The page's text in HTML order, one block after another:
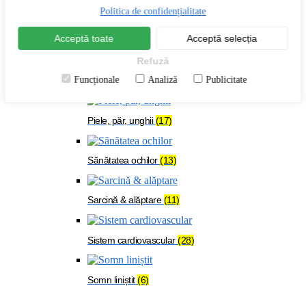
Oase & mușchi
Organism solicitat(108)
Piele, păr, unghii(17)
Sănătatea ochilor(13)
Sarcină & alăptare(11)
Sistem cardiovascular(28)
Somn liniștit(6)
Politica de confidențialitate
Acceptă toate Acceptă selecția
Refuză
Funcționale Analiză Publicitate